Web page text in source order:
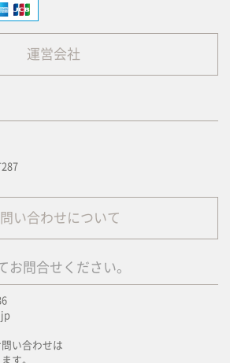
運営会社
い合わせについて
お問合せください。
い合わせは
す。